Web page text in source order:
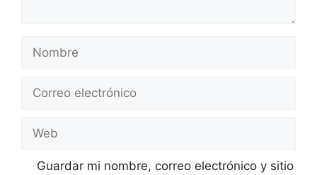
electrónico
Guardar mi nombre, correo electrónico y sitio